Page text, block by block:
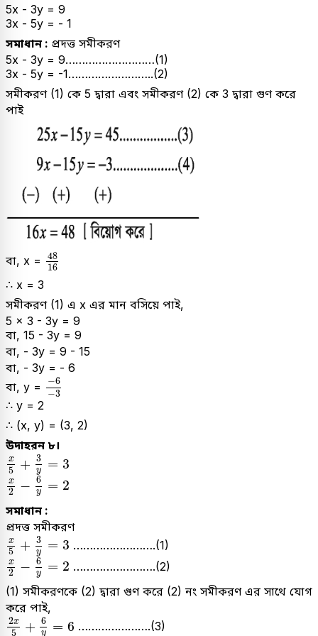
5x - 3y = 9
3x - 5y = - 1
সমাধান : প্রদত্ত সমীকরণ
5x - 3y = 9………………………(1)
3x - 5y = -1……………………..(2)
সমীকরণ (1) কে 5 দ্বারা এবং সমীকরণ (2) কে 3 দ্বারা গুণ করে
পাই
বা, x =
48
16
48
∴ x = 3
সমীকরণ (1) এ x এর মান বসিয়ে পাই,
5 × 3 - 3y = 9
বা, 15 - 3y = 9
বা, - 3y = 9 - 15
বা, - 3y = - 6
বা, y =
−6
−3
-6- 3
∴ y = 2
∴ (x, y) = (3, 2)
উদাহরন ৮।
x
5 + 3
y = 3
x5+3y = 3
x
2 − 6
y = 2
x2 y
সমাধান :
প্রদত্ত সমীকরণ
x
5 + 3
y = 3
x5 + 3y= 3
…………………….(1)
x
2 − 6
y = 2
x2 y
…………………….(2)
(1) সমীকরণকে (2) দ্বারা গুণ করে (2) নং সমীকরণ এর সাথে যোগ
করে পাই,
2x
5 + 6
y = 6
2x5 +6 6
………………….(3)